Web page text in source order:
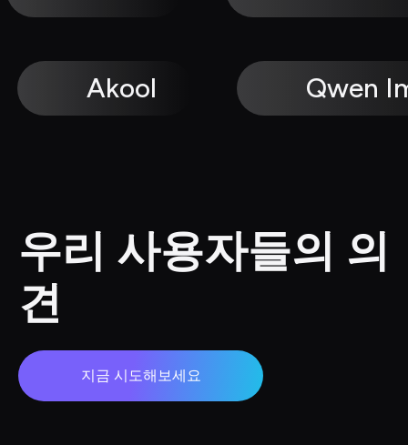
Akool Qwen
우리 사용자들의 의
견
지금 시도해보세요